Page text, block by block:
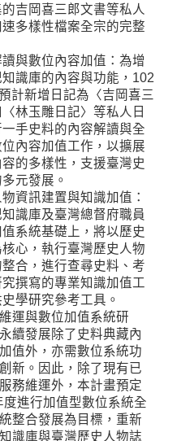
吉岡喜三郎文書等私人
多樣性檔案全宗的完整
與數位內容加值：為增
識庫的內容與功能，102
計新增日記為〈吉岡喜三
林玉雕日記〉等私人日
手史料的內容解讀與全
內容加值工作，以擴展
容的多樣性，支援臺灣史
元發展。
資訊建置與知識加值：
識庫及臺灣總督府職員
系統基礎上，將以歷史
心，執行臺灣歷史人物
合，進行查尋史料、考
撰寫的專業知識加值工
學研究參考工具。
運與數位加值系統研
續發展除了史料典藏內
值外，亦需數位系統功
新。因此，除了現有已
務維運外，本計畫預定
進行加值型數位系統全
整合發展為目標，重新
識庫與臺灣歷史人物誌